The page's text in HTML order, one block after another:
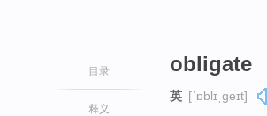
目录
释义
obligate
英 [ˈɒblɪˌɡeɪt]